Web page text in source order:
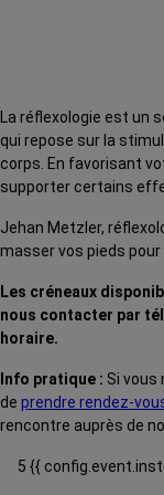
La réflexologie est un
qui repose sur la
corps. En favorisant
supporter certains
Jehan Metzler,
masser vos pieds
Les créneaux
nous contacter par
horaire.
Info pratique : Si vous
de prendre rendez-
rencontre auprès de
5 {{